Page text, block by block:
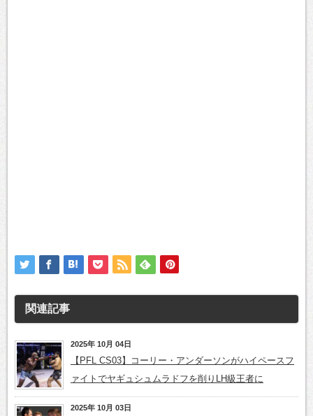
関連記事
2025年 10月 04日
【PFL CS03】コーリー・アンダーソンがハイペースフ
ァイトでヤギュシュムラドフを削りLH級王者に
2025年 10月 03日